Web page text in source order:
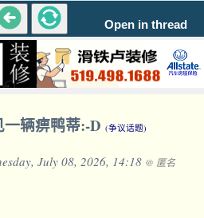
Open in thread
辆痹鸭蒂:-D (争议话题)
July 08, 2026, 14:18 @ 匿名